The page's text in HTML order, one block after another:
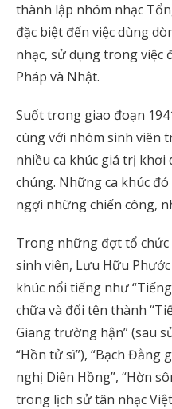
thành lập nhóm nhạc
đặc biệt đến việc dùng
nhạc, sử dụng trong việc
Pháp và Nhật.
Suốt trong giao đoạn
cùng với nhóm sinh viên
nhiều ca khúc giá trị
chúng. Những ca khúc
ngợi những chiến công,
Trong những đợt tổ chức
sinh viên, Lưu Hữu
khúc nổi tiếng như
chữa và đổi tên thành
Giang trường hận” (sau
“Hồn tử sĩ”), “Bạch Đằng
nghị Diên Hồng”, “Hờn
trong lịch sử tân nhạc